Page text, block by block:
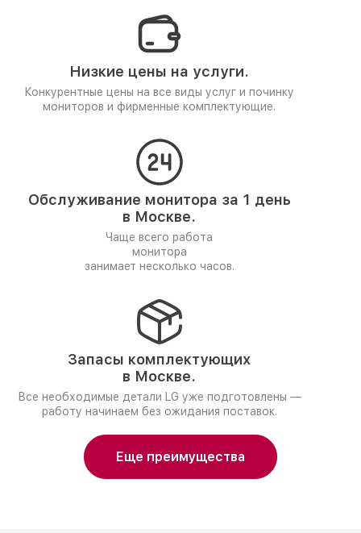
Низкие цены на услуги.
Конкурентные цены на все виды услуг и починку
мониторов и фирменные комплектующие.
Обслуживание монитора за 1 день
в Москве.
Чаще всего работа
монитора
занимает несколько часов.
Запасы комплектующих
в Москве.
Все необходимые детали LG уже подготовлены —
работу начинаем без ожидания поставок.
Еще преимущества